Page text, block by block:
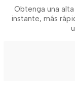
Obtenga una
instante, más